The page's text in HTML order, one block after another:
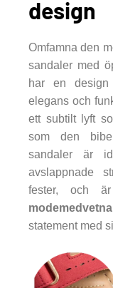
design
Omfamna den
sandaler med
har en
elegans och
ett subtilt lyft
som den
sandaler är
avslappnade
fester, och
statement med